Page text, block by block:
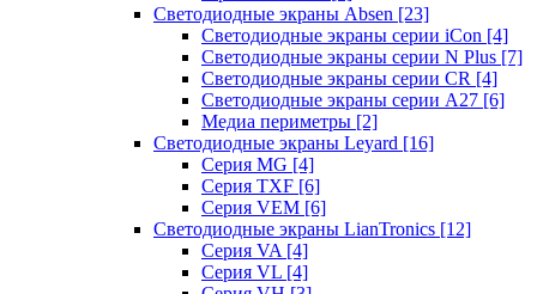
Светодиодные экраны Absen [23]
Светодиодные экраны серии iCon [4]
Светодиодные экраны серии N Plus [7]
Светодиодные экраны серии CR [4]
Светодиодные экраны серии А27 [6]
Медиа периметры [2]
Светодиодные экраны Leyard [16]
Серия MG [4]
Серия TXF [6]
Серия VEM [6]
Светодиодные экраны LianTronics [12]
Серия VA [4]
Серия VL [4]